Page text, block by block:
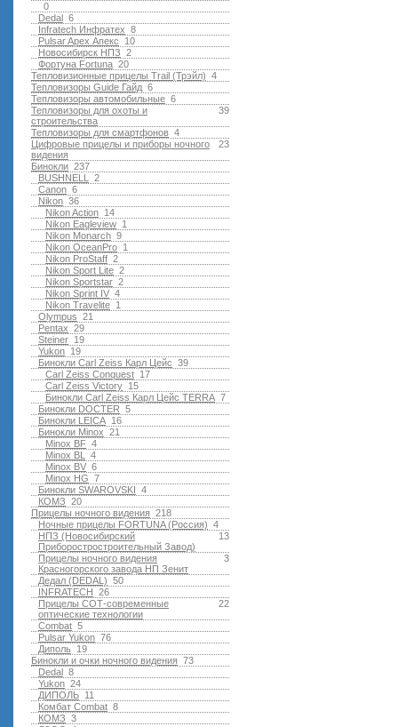
0
6
Dedal
8
Infratech Инфратех
10
Pulsar Apex Апекс
2
Новосибирск НПЗ
20
Фортуна Fortuna
4
Тепловизионные прицелы Trail (Трэйл)
6
Тепловизоры Guide Гайд
6
Тепловизоры автомобильные
39
Тепловизоры для охоты и
строительства
4
Тепловизоры для смартфонов
23
Цифровые прицелы и приборы ночного
видения
237
Бинокли
2
BUSHNELL
6
Canon
36
Nikon
14
Nikon Action
1
Nikon Eagleview
9
Nikon Monarch
1
Nikon OceanPro
2
Nikon ProStaff
2
Nikon Sport Lite
2
Nikon Sportstar
4
Nikon Sprint IV
1
Nikon Travelite
21
Olympus
29
Pentax
19
Steiner
19
Yukon
39
Бинокли Carl Zeiss Карл Цейс
17
Carl Zeiss Conquest
15
Carl Zeiss Victory
7
Бинокли Carl Zeiss Карл Цейс TERRA
5
Бинокли DOCTER
16
Бинокли LEICA
21
Бинокли Minox
4
Minox BF
4
Minox BL
6
Minox BV
7
Minox HG
4
Бинокли SWAROVSKI
20
КОМЗ
218
Прицелы ночного видения
4
Ночные прицелы FORTUNA (Россия)
13
НПЗ (Новосибирский
Приборостростроительный Завод)
3
Прицелы ночного видения
Красногорского завода НП Зенит
50
Дедал (DEDAL)
26
INFRATECH
22
Прицелы СОТ-современные
оптические технологии
5
Combat
76
Pulsar Yukon
19
Диполь
73
Бинокли и очки ночного видения
8
Dedal
24
Yukon
11
ДИПОЛЬ
8
Комбат Combat
3
КОМЗ